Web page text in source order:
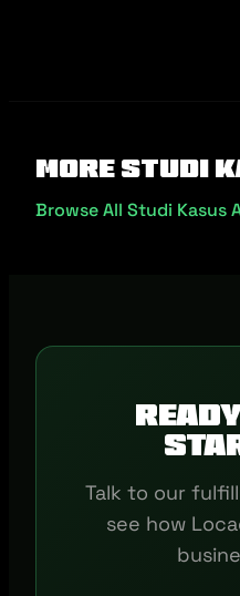
More Studi
Browse All Studi Kasus
Talk to our
see how